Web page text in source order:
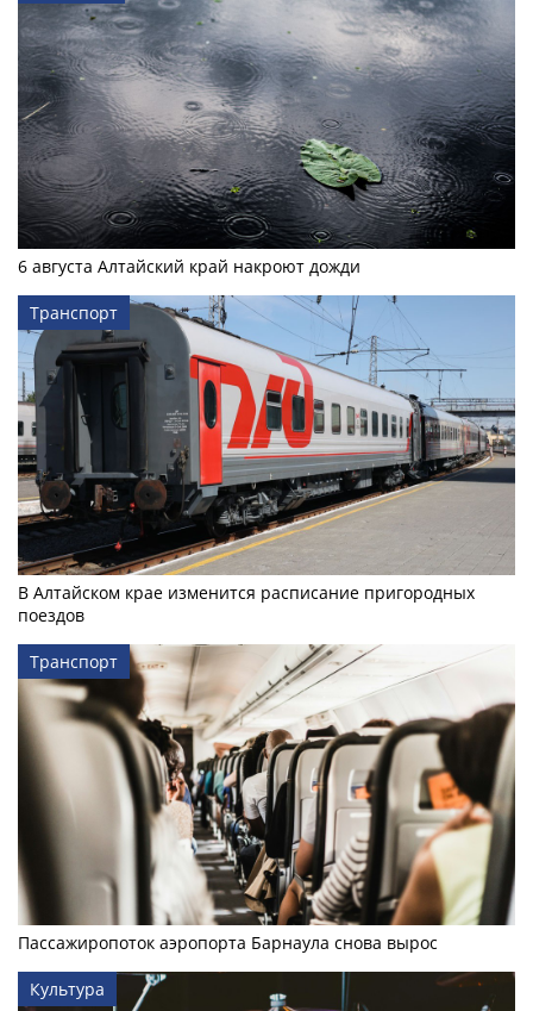
6 августа Алтайский край накроют дожди
Транспорт
В Алтайском крае изменится расписание пригородных
поездов
Транспорт
Пассажиропоток аэропорта Барнаула снова вырос
Культура